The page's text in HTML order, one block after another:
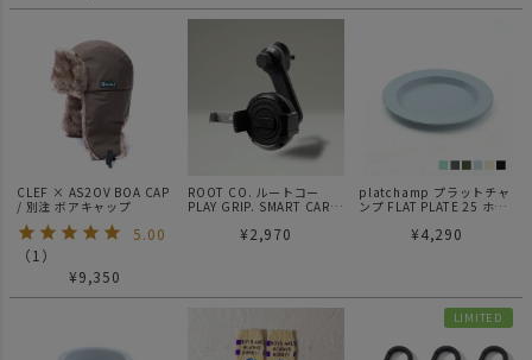
CLEF × AS2OV BOA CAP
/ 別注 ボアキャップ
5.00
（1）
¥9,350
ROOT CO. ルートコー
PLAY GRIP. SMART CAR
¥2,970
platchamp プラットチャ
ンプ FLAT PLATE 25 ホー
¥4,290
LIMITED